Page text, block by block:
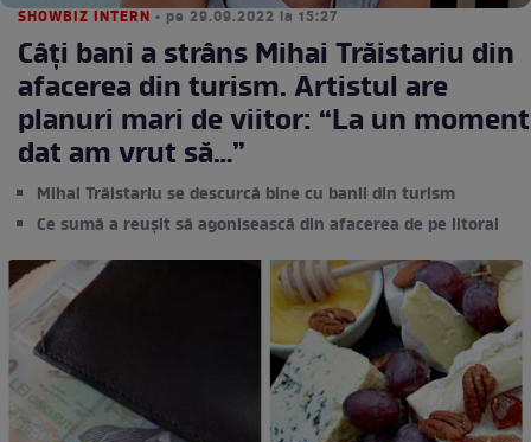
SHOWBIZ INTERN • pe 29.09.2022 la 15:27
Câți bani a strâns Mihai Trăistariu din
afacerea din turism. Artistul are
planuri mari de viitor: “La un moment
dat am vrut să…”
Mihai Trăistariu se descurcă bine cu banii din turism
Ce sumă a reușit să agonisească din afacerea de pe litoral